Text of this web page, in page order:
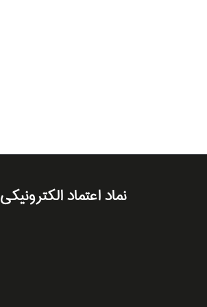
نماد اعتماد الکترونیکی